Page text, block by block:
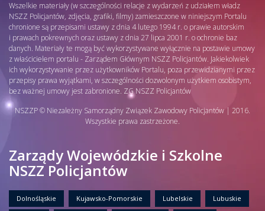
Wszelkie materiały (w szczególności relacje z wydarzeń z udziałem władz
NSZZ Policjantów, zdjęcia, grafiki, filmy) zamieszczone w niniejszym Portalu
chronione są przepisami ustawy z dnia 4 lutego 1994 r. o prawie autorskim
i prawach pokrewnych oraz ustawy z dnia 27 lipca 2001 r. o ochronie baz
danych. Materiały te mogą być wykorzystywane wyłącznie na postawie umowy
z właścicielem portalu - Zarządem Głównym NSZZ Policjantów. Jakiekolwiek
ich wykorzystywanie przez użytkowników Portalu, poza przewidzianymi przez
przepisy prawa wyjątkami, w szczególności dozwolonym użytkiem osobistym,
bez ważnej umowy jest zabronione. ZG NSZZ Policjantów
NSZZP © Niezależny Samorządny Związek Zawodowy Policjantów | 2016.
Wszystkie prawa zastrzeżone.
Zarządy Wojewódzkie i Szkolne
NSZZ Policjantów
Dolnośląskie Kujawsko-Pomorskie Lubelskie Lubuskie